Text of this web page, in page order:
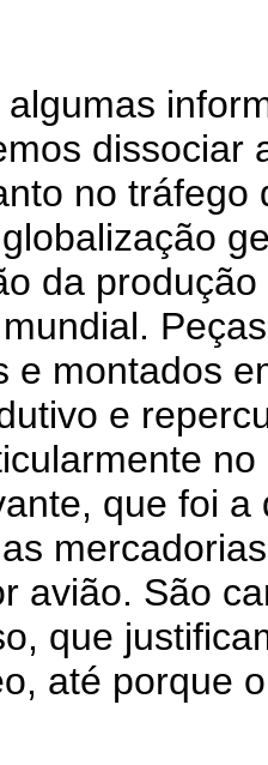
dissociar
no
da
e montados
e
que foi
avião. São
que
até porque